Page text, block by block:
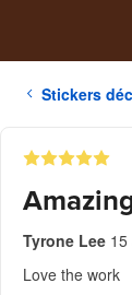
Stickers
Tyrone Lee 15
Love the work